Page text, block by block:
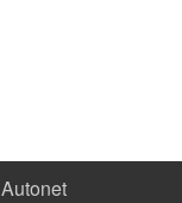
Autonet